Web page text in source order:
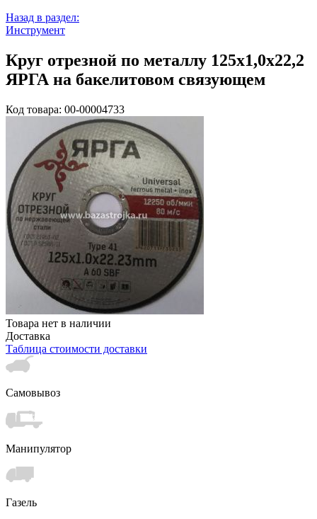
Назад в раздел:
Инструмент
Круг отрезной по металлу 125х1,0х22,2
ЯРГА на бакелитовом связующем
Код товара: 00-00004733
Товара нет в наличии
Доставка
Таблица стоимости доставки
Самовывоз
Манипулятор
Газель